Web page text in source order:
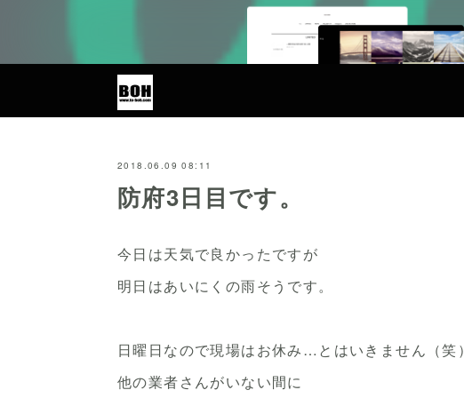
2018.06.09 08:11
防府3日目です。
今日は天気で良かったですが
明日はあいにくの雨そうです。
日曜日なので現場はお休み…とはいきません（笑）
他の業者さんがいない間に